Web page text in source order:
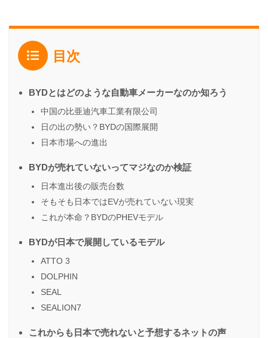
目次
BYDとはどのような自動車メーカーなのか知ろう
中国の比亜迪汽車工業有限公司
日の出の勢い？BYDの国際展開
日本市場への進出
BYDが売れていないってマジなのか検証
日本進出後の販売台数
そもそも日本ではEVが売れていない現実
これが本命？BYDのPHEVモデル
BYDが日本で展開しているモデル
ATTO 3
DOLPHIN
SEAL
SEALION7
これからも日本で売れないと予想するネットの声